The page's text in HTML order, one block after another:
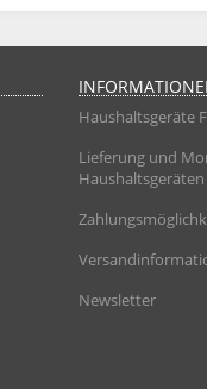
Haushaltsgeräte
Lieferung und
Haushaltsgeräten
Newsletter